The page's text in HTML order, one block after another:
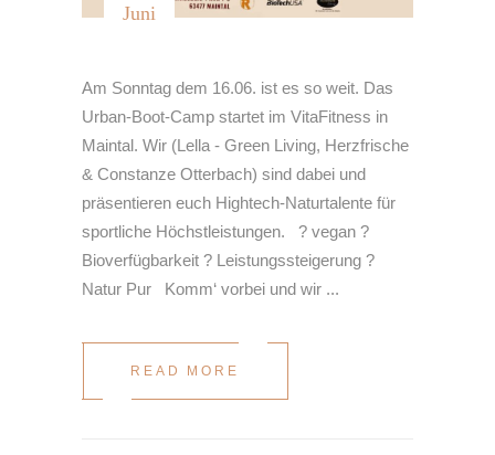
Juni
Am Sonntag dem 16.06. ist es so weit. Das
Urban-Boot-Camp startet im VitaFitness in
Maintal. Wir (Lella - Green Living, Herzfrische
& Constanze Otterbach) sind dabei und
präsentieren euch Hightech-Naturtalente für
sportliche Höchstleistungen. ? vegan ?
Bioverfügbarkeit ? Leistungssteigerung ?
Natur Pur Komm‘ vorbei und wir
READ MORE